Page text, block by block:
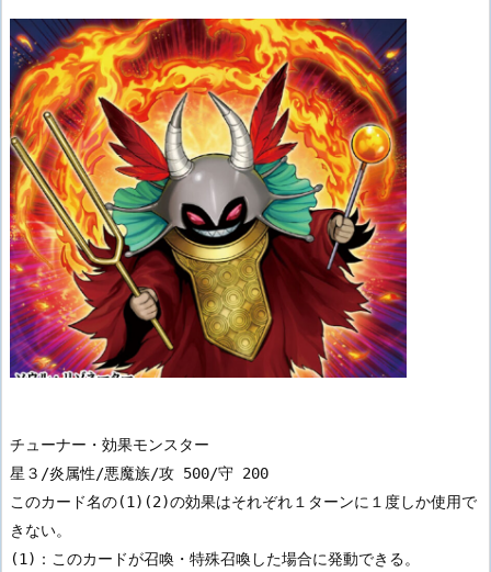
チューナー・効果モンスター
星３/炎属性/悪魔族/攻 500/守 200
このカード名の(1)(2)の効果はそれぞれ１ターンに１度しか使用で
きない。
(1)：このカードが召喚・特殊召喚した場合に発動できる。